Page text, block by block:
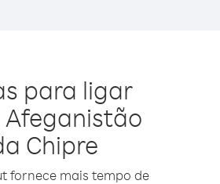
para ligar
Chipre
fornece mais tempo de